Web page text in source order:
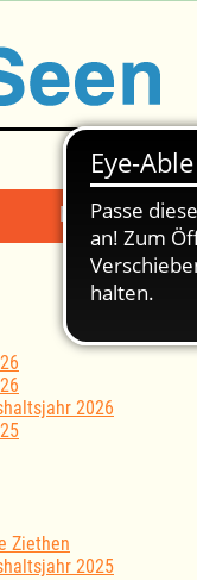
Mängelmeldung
2026
Ziethen
2025